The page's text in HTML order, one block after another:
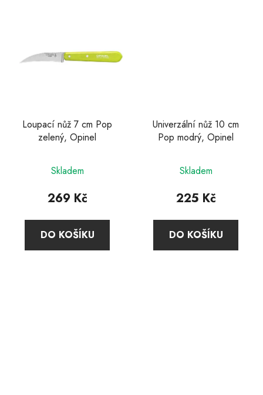
Loupací nůž 7 cm Pop
zelený, Opinel
Skladem
269 Kč
DO KOŠÍKU
Univerzální nůž 10 cm
Pop modrý, Opinel
Skladem
225 Kč
DO KOŠÍKU